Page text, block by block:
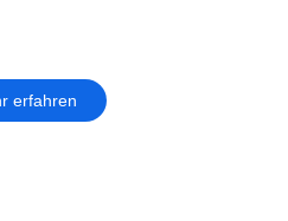
erfahren